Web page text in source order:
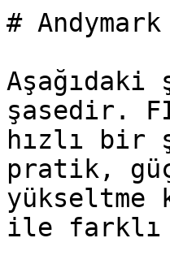
#
şasedir.
hızlı bir
pratik,
ile farklı